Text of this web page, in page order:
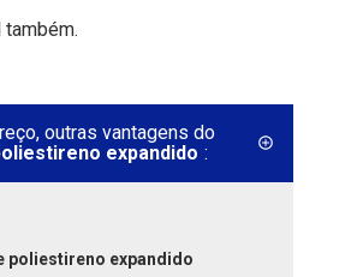
também.
outras vantagens do
expandido :
poliestireno expandido